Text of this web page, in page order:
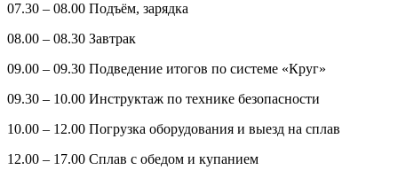
07.30 – 08.00 Подъём, зарядка
08.00 – 08.30 Завтрак
09.00 – 09.30 Подведение итогов по системе «Круг»
09.30 – 10.00 Инструктаж по технике безопасности
10.00 – 12.00 Погрузка оборудования и выезд на сплав
12.00 – 17.00 Сплав с обедом и купанием